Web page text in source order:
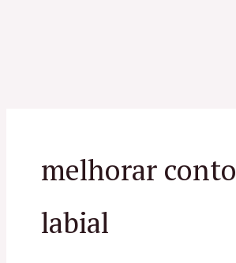
melhorar
labial